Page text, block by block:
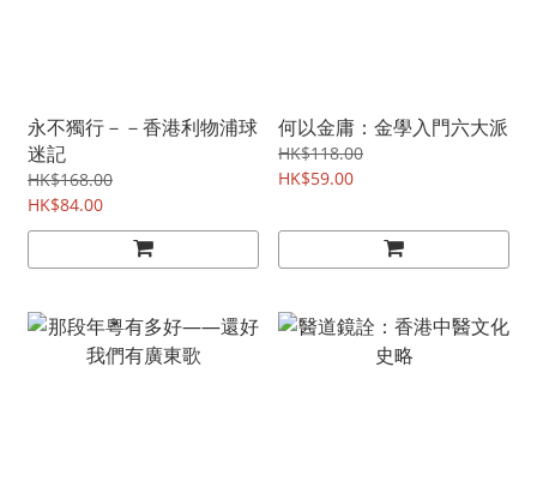
永不獨行－－香港利物浦球
迷記
HK$168.00
HK$84.00
何以金庸：金學入門六大派
HK$118.00
HK$59.00